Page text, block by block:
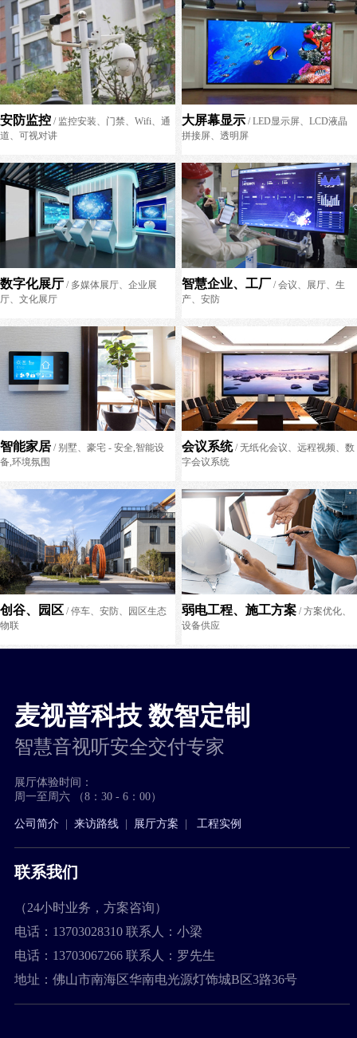
安防监控 / 监控安装、门禁、Wifi、通
道、可视对讲
大屏幕显示 / LED显示屏、LCD液晶
拼接屏、透明屏
数字化展厅 / 多媒体展厅、企业展
厅、文化展厅
智慧企业、工厂 / 会议、展厅、生
产、安防
智能家居 / 别墅、豪宅 - 安全,智能设
备,环境氛围
会议系统/ 无纸化会议、远程视频、数
字会议系统
创谷、园区 / 停车、安防、园区生态
物联
弱电工程、施工方案 / 方案优化、
设备供应
麦视普科技 数智定制
智慧音视听安全交付专家
展厅体验时间：
周一至周六 （8：30 - 6：00）
公司简介 来访路线| 展厅方案 工程实例
联系我们
（24小时业务，方案咨询）
电话：13703028310 联系人：小梁
电话：13703067266 联系人：罗先生
地址：佛山市南海区华南电光源灯饰城B区3路36号